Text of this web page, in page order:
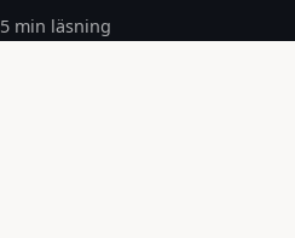
5 min läsning